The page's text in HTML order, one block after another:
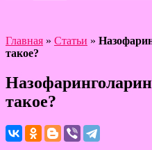
Главная » Статьи »
такое?
такое?